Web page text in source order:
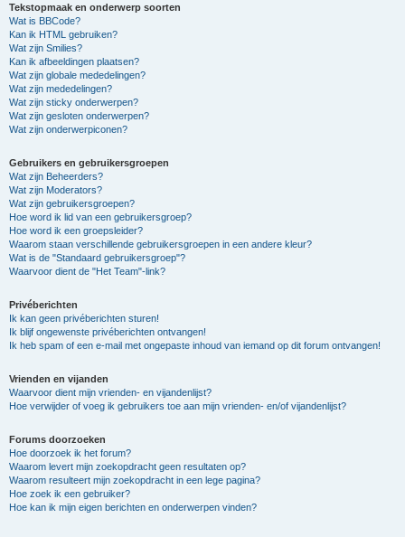
Tekstopmaak en onderwerp soorten
Wat is BBCode?
Kan ik HTML gebruiken?
Wat zijn Smilies?
Kan ik afbeeldingen plaatsen?
Wat zijn globale mededelingen?
Wat zijn mededelingen?
Wat zijn sticky onderwerpen?
Wat zijn gesloten onderwerpen?
Wat zijn onderwerpiconen?
Gebruikers en gebruikersgroepen
Wat zijn Beheerders?
Wat zijn Moderators?
Wat zijn gebruikersgroepen?
Hoe word ik lid van een gebruikersgroep?
Hoe word ik een groepsleider?
Waarom staan verschillende gebruikersgroepen in een andere kleur?
Wat is de "Standaard gebruikersgroep"?
Waarvoor dient de "Het Team"-link?
Privéberichten
Ik kan geen privéberichten sturen!
Ik blijf ongewenste privéberichten ontvangen!
Ik heb spam of een e-mail met ongepaste inhoud van iemand op dit forum ontvangen!
Vrienden en vijanden
Waarvoor dient mijn vrienden- en vijandenlijst?
Hoe verwijder of voeg ik gebruikers toe aan mijn vrienden- en/of vijandenlijst?
Forums doorzoeken
Hoe doorzoek ik het forum?
Waarom levert mijn zoekopdracht geen resultaten op?
Waarom resulteert mijn zoekopdracht in een lege pagina?
Hoe zoek ik een gebruiker?
Hoe kan ik mijn eigen berichten en onderwerpen vinden?